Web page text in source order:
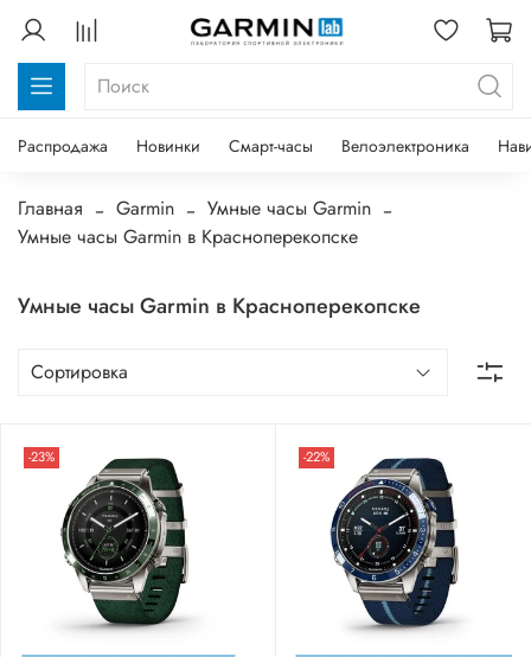
Распродажа Новинки Смарт-часы Велоэлектроника
Главная Garmin
Умные часы Garmin
Умные часы Garmin в Красноперекопске
Умные часы Garmin в Красноперекопске
-23% -22%